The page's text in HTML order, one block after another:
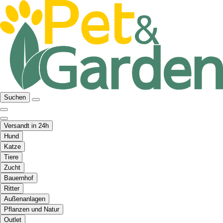
Suchen
Versandt in 24h
Hund
Katze
Tiere
Zucht
Bauernhof
Ritter
Außenanlagen
Pflanzen und Natur
Outlet